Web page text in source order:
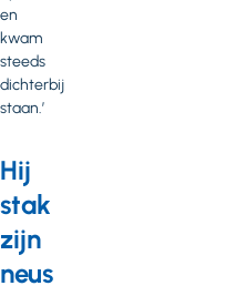
en
kwam
steeds
dichterbij
staan.’
Hij
stak
zijn
neus